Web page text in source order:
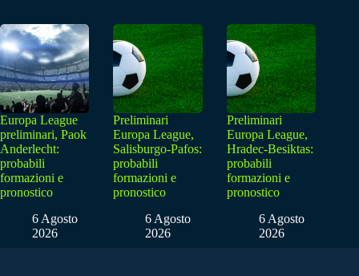
Europa League
preliminari, Paok
Anderlecht:
probabili
formazioni e
pronostico
6 Agosto
2026
Preliminari
Europa League,
Salisburgo-Pafos:
probabili
formazioni e
pronostico
6 Agosto
2026
Preliminari
Europa League,
Hradec-Besiktas:
probabili
formazioni e
pronostico
6 Agosto
2026